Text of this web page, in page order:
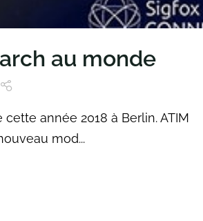
au monde
année 2018 à Berlin. ATIM
mod...